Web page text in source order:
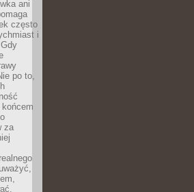
ani
często
i
po to,
za